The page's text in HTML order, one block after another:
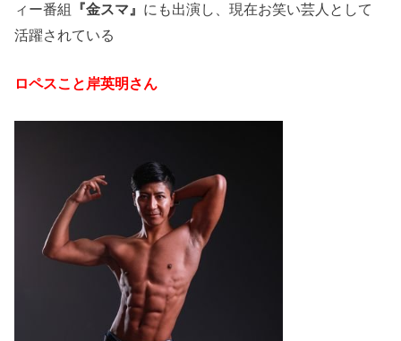
ィー番組
『金スマ』 にも出演し、現在お笑い芸人として
活躍されている
ロペスこと岸英明さん